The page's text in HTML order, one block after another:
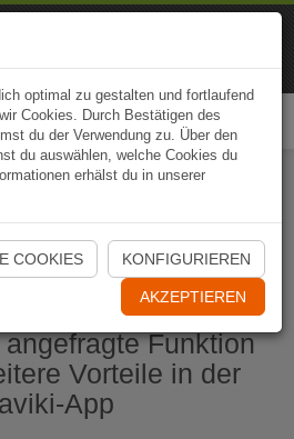
App jetzt öffnen
Funktion
Vorteile in der
App
optimal zu gestalten und fortlaufend
Cookies. Durch Bestätigen des
du der Verwendung zu. Über den
du auswählen, welche Cookies du
erhälst du in unserer
COOKIES KONFIGURIEREN
AKZEPTIEREN